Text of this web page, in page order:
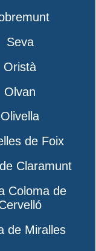
Seva
Oristà
Olvan
Olivella
de Foix
Claramunt
Coloma de
de Miralles